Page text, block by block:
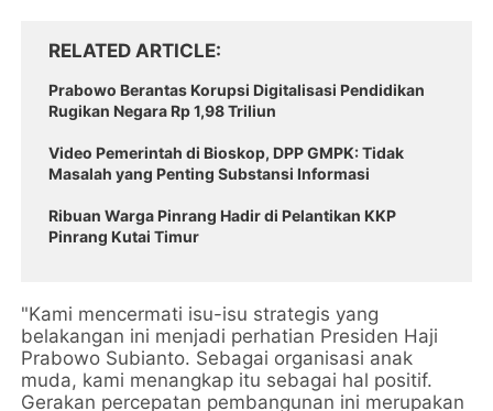
RELATED ARTICLE
Prabowo Berantas Korupsi Digitalisasi Pendidikan
Rugikan Negara Rp 1,98 Triliun
Video Pemerintah di Bioskop, DPP GMPK: Tidak
Masalah yang Penting Substansi Informasi
Ribuan Warga Pinrang Hadir di Pelantikan KKP
Pinrang Kutai Timur
"Kami mencermati isu-isu strategis yang
belakangan ini menjadi perhatian Presiden Haji
Prabowo Subianto. Sebagai organisasi anak
muda, kami menangkap itu sebagai hal positif.
Gerakan percepatan pembangunan ini merupakan